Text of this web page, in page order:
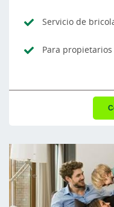
Servicio de
Para